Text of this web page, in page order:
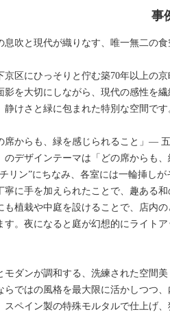
事
息吹と現代が織りなす、唯一無二の食
京区にひっそりと佇む築70年以上の
影を大切にしながら、現代の感性を
静けさと緑に包まれた特別な空間です
からも、緑を感じられること」―
のデザインテーマは「どの席からも
リン”にちなみ、各室には一輪挿し
寧に手を加えられたことで、趣ある
も植栽や中庭を設けることで、店内
す。夜になると庭が幻想的にライト
ダンが調和する、洗練された空間美
らではの風格を最大限に活かしつつ
スペイン製の特殊モルタルで仕上げ